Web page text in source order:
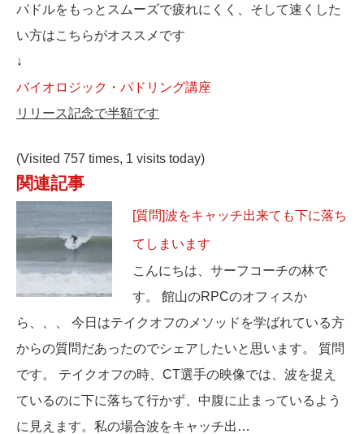
パドルをもっとスムーズで疲れにくく、そして速くした
い方はこちらがオススメです
↓
バイオロジック・パドリング講座
リリース記念で半額です
(Visited 757 times, 1 visits today)
関連記事
[質問]波をキャッチ出来ても下に落ち
てしまいます
こんにちは、サーフコーチの林で
す。 館山のRPCのオフィスか
ら、、、 今日はテイクオフのメソッドを学ばれている方
からの質問だあったのでシェアしたいと思います。 質問
です。 テイクオフの時、CT選手の映像では、波を捉え
ているのに下に落ちて行かず、中腹に止まっているよう
に見えます。私の場合波をキャッチ出…